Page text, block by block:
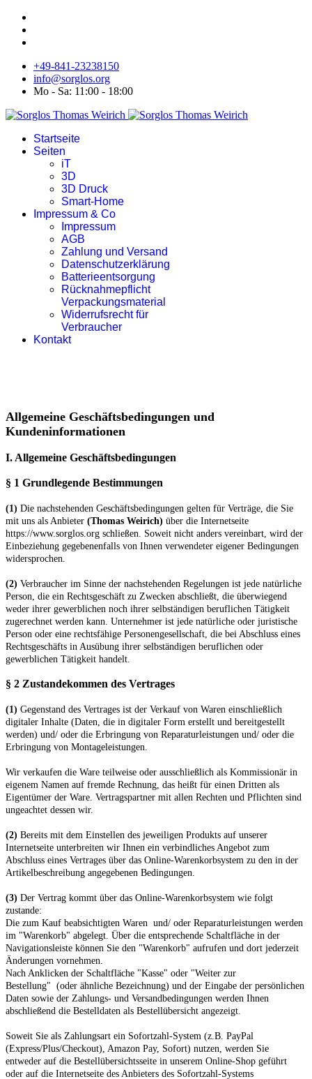
+49-841-23238150
info@sorglos.org
Mo - Sa: 11:00 - 18:00
Startseite
Seiten
iT
3D
3D Druck
Smart-Home
Impressum & Co
Impressum
AGB
Zahlung und Versand
Datenschutzerklärung
Batterieentsorgung
Rücknahmepflicht
Verpackungsmaterial
Widerrufsrecht für
Verbraucher
Kontakt
Allgemeine Geschäftsbedingungen und
Kundeninformationen
I. Allgemeine Geschäftsbedingungen
§ 1 Grundlegende Bestimmungen
(1) Die nachstehenden Geschäftsbedingungen gelten für Verträge, die Sie
mit uns als Anbieter (Thomas Weirich) über die Internetseite
https://www.sorglos.org schließen. Soweit nicht anders vereinbart, wird der
Einbeziehung gegebenenfalls von Ihnen verwendeter eigener Bedingungen
widersprochen.
(2) Verbraucher im Sinne der nachstehenden Regelungen ist jede natürliche
Person, die ein Rechtsgeschäft zu Zwecken abschließt, die überwiegend
weder ihrer gewerblichen noch ihrer selbständigen beruflichen Tätigkeit
zugerechnet werden kann. Unternehmer ist jede natürliche oder juristische
Person oder eine rechtsfähige Personengesellschaft, die bei Abschluss eines
Rechtsgeschäfts in Ausübung ihrer selbständigen beruflichen oder
gewerblichen Tätigkeit handelt.
§ 2 Zustandekommen des Vertrages
(1) Gegenstand des Vertrages ist der Verkauf von Waren einschließlich
digitaler Inhalte (Daten, die in digitaler Form erstellt und bereitgestellt
werden) und/ oder die Erbringung von Reparaturleistungen und/ oder die
Erbringung von Montageleistungen.
Wir verkaufen die Ware teilweise oder ausschließlich als Kommissionär in
eigenem Namen auf fremde Rechnung, das heißt für einen Dritten als
Eigentümer der Ware. Vertragspartner mit allen Rechten und Pflichten sind
ungeachtet dessen wir.
(2) Bereits mit dem Einstellen des jeweiligen Produkts auf unserer
Internetseite unterbreiten wir Ihnen ein verbindliches Angebot zum
Abschluss eines Vertrages über das Online-Warenkorbsystem zu den in der
Artikelbeschreibung angegebenen Bedingungen.
(3) Der Vertrag kommt über das Online-Warenkorbsystem wie folgt
zustande:
Die zum Kauf beabsichtigten Waren und/ oder Reparaturleistungen werden
im "Warenkorb" abgelegt. Über die entsprechende Schaltfläche in der
Navigationsleiste können Sie den "Warenkorb" aufrufen und dort jederzeit
Änderungen vornehmen.
Nach Anklicken der Schaltfläche "Kasse" oder "Weiter zur
Bestellung" (oder ähnliche Bezeichnung) und der Eingabe der persönlichen
Daten sowie der Zahlungs- und Versandbedingungen werden Ihnen
abschließend die Bestelldaten als Bestellübersicht angezeigt.
Soweit Sie als Zahlungsart ein Sofortzahl-System (z.B. PayPal
(Express/Plus/Checkout), Amazon Pay, Sofort) nutzen, werden Sie
entweder auf die Bestellübersichtsseite in unserem Online-Shop geführt
oder auf die Internetseite des Anbieters des Sofortzahl-Systems